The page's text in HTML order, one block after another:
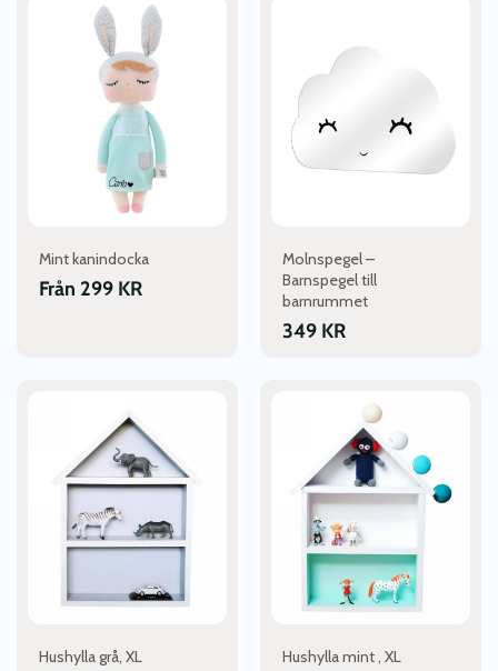
Mint kanindocka
Från 299 KR
alternativen
produktsidan
Molnspegel –
Barnspegel till
barnrummet
349 KR
varianter.
produktsidan
Hushylla grå, XL Hushylla mint , XL